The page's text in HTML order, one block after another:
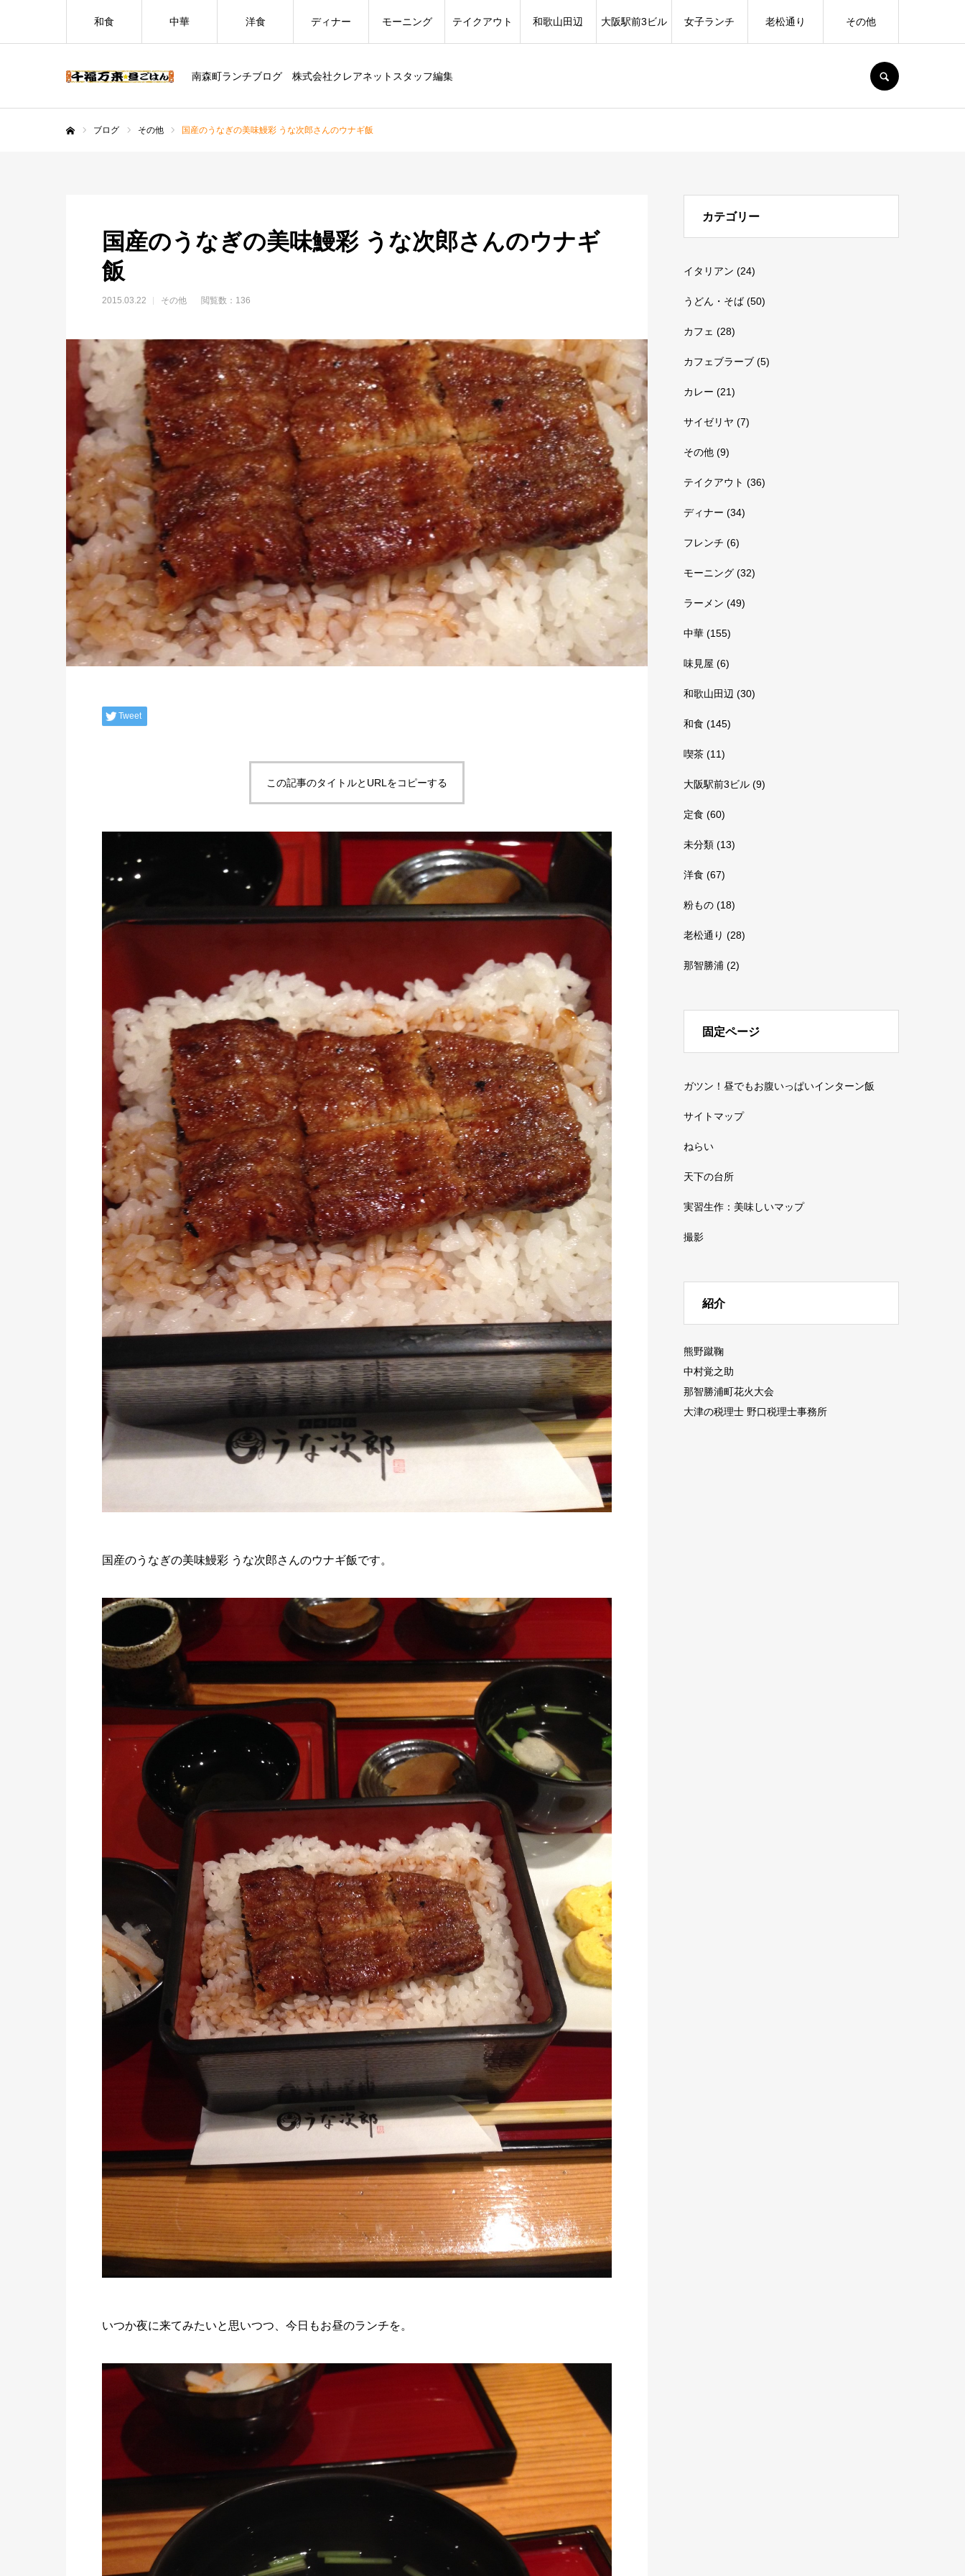
南森町ランチブログ 株式会社クレアネットスタッフ編集
和食 中華 洋食 ディナー モーニング テイクアウト 和歌山田辺 大阪駅前3ビル 女子ランチ 老松通り その他
ブログ その他 国産のうなぎの美味鰻彩 うな次郎さんのウナギ飯
国産のうなぎの美味鰻彩 うな次郎さんのウナギ
飯
2015.03.22 その他 閲覧数：136
Tweet
この記事のタイトルとURLをコピーする
国産のうなぎの美味鰻彩 うな次郎さんのウナギ飯です。
いつか夜に来てみたいと思いつつ、今日もお昼のランチを。
カテゴリー
イタリアン (24)
うどん・そば(50)
カフェ (28)
カフェブラーブ (5)
カレー (21)
サイゼリヤ (7)
その他 (9)
テイクアウト (36)
ディナー (34)
フレンチ (6)
モーニング (32)
ラーメン (49)
中華 (155)
味見屋 (6)
和歌山田辺 (30)
和食 (145)
喫茶 (11)
大阪駅前3ビル (9)
定食 (60)
未分類 (13)
洋食 (67)
粉もの (18)
老松通り (28)
那智勝浦 (2)
固定ページ
ガツン！昼でもお腹いっぱいインターン飯
サイトマップ
ねらい
天下の台所
実習生作：美味しいマップ
撮影
紹介
熊野蹴鞠
中村覚之助
那智勝浦町花火大会
大津の税理士 野口税理士事務所